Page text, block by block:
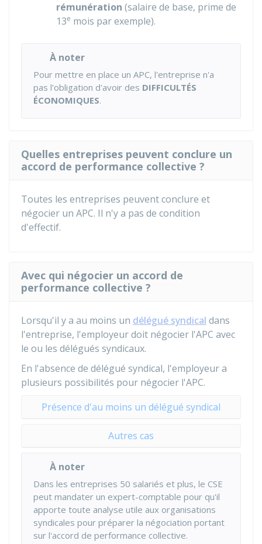
rémunération (salaire de base, prime de
13e mois par exemple).
À noter
Pour mettre en place un APC, l'entreprise n'a
pas l'obligation d'avoir des DIFFICULTÉS
ÉCONOMIQUES.
Quelles entreprises peuvent conclure un
accord de performance collective ?
Toutes les entreprises peuvent conclure et
négocier un APC. Il n'y a pas de condition
d'effectif.
Avec qui négocier un accord de
performance collective ?
Lorsqu'il y a au moins un délégué syndical dans
l'entreprise, l'employeur doit négocier l'APC avec
le ou les délégués syndicaux.
En l'absence de délégué syndical, l'employeur a
plusieurs possibilités pour négocier l'APC.
Présence d'au moins un délégué syndical
Autres cas
À noter
Dans les entreprises 50 salariés et plus, le CSE
peut mandater un expert-comptable pour qu'il
apporte toute analyse utile aux organisations
syndicales pour préparer la négociation portant
sur l'accord de performance collective.